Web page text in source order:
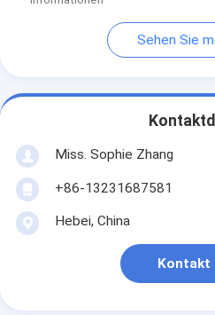
Sehen Sie
Miss. Sophie Zhang
+86-13231687581
Hebei, China
Kontakt